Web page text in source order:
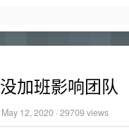
加班影响团队
May 12, 2020 · 29709 views